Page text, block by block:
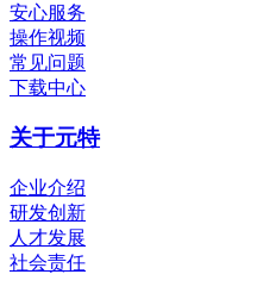
安心服务
操作视频
常见问题
下载中心
关于元特
企业介绍
研发创新
人才发展
社会责任